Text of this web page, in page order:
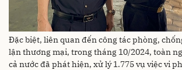
Đặc biệt, liên quan đến công tác phòng,
lận thương mại, trong tháng 10/2024, toàn
cả nước đã phát hiện, xử lý 1.775 vụ việc vi